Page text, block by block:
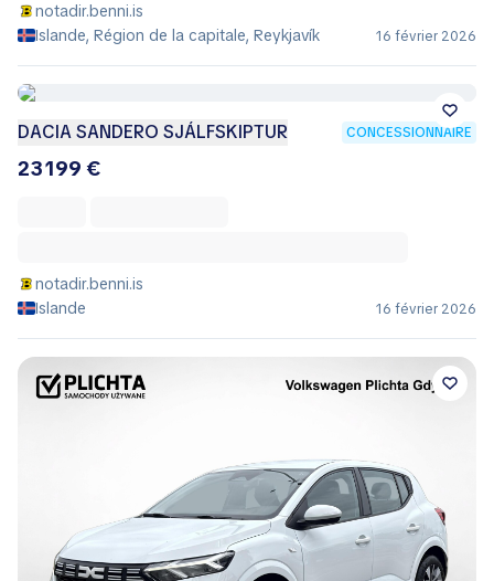
notadir.benni.is
Islande, Région de la capitale, Reykjavík
16 février 2026
DACIA SANDERO SJÁLFSKIPTUR CONCESSIONNAIRE
23 199 €
notadir.benni.is
Islande
16 février 2026